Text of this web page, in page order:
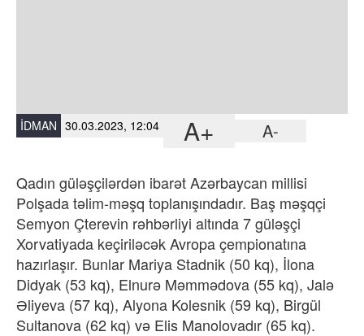
İDMAN 30.03.2023, 12:04 A+ A-
Qadın güləşçilərdən ibarət Azərbaycan millisi
Polşada təlim-məşq toplanışındadır. Baş məşqçi
Semyon Çterevin rəhbərliyi altında 7 güləşçi
Xorvatiyada keçiriləcək Avropa çempionatına
hazırlaşır. Bunlar Mariya Stadnik (50 kq), İlona
Didyak (53 kq), Elnurə Məmmədova (55 kq), Jalə
Əliyeva (57 kq), Alyona Kolesnik (59 kq), Birgül
Sultanova (62 kq) və Elis Manolovadır (65 kq).